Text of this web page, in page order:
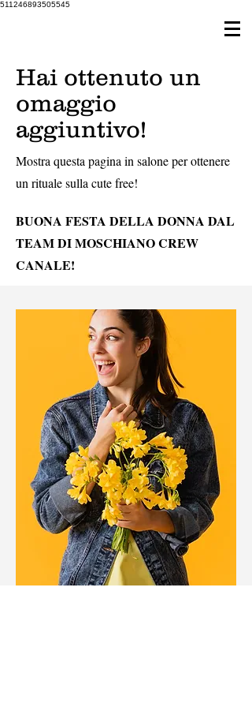
511246893505545
Hai ottenuto un
omaggio
aggiuntivo!
Mostra questa pagina in salone per ottenere
un rituale sulla cute free!
BUONA FESTA DELLA DONNA DAL
TEAM DI MOSCHIANO CREW
CANALE!